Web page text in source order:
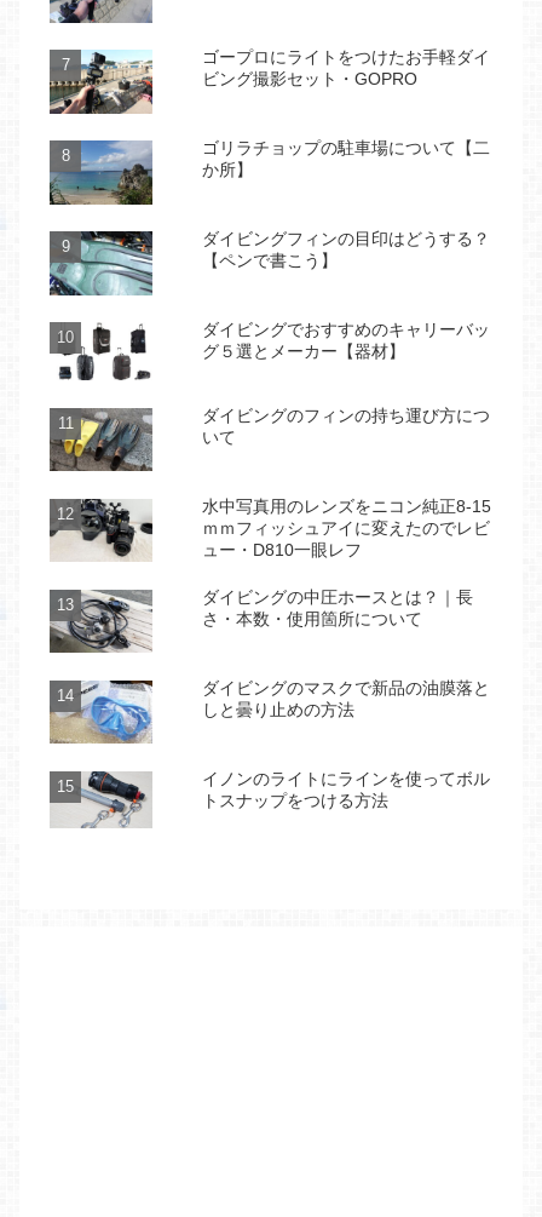
ゴープロにライトをつけたお手軽ダイ
ビング撮影セット・GOPRO
ゴリラチョップの駐車場について【二
か所】
ダイビングフィンの目印はどうする？
【ペンで書こう】
ダイビングでおすすめのキャリーバッ
グ５選とメーカー【器材】
ダイビングのフィンの持ち運び方につ
いて
水中写真用のレンズをニコン純正8-15
ｍｍフィッシュアイに変えたのでレビ
ュー・D810一眼レフ
ダイビングの中圧ホースとは？｜長
さ・本数・使用箇所について
ダイビングのマスクで新品の油膜落と
しと曇り止めの方法
イノンのライトにラインを使ってボル
トスナップをつける方法